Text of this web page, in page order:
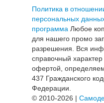
Политика в
персональных
программа Любое
для нашего промо
разрешения. Вся
справочный
офертой,
437 Гражданского
Федерации.
© 2010-2026 |